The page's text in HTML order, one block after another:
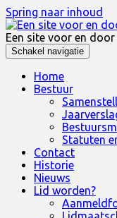
Spring naar inhoud
Een site voor en door
Schakel navigatie
Home
Bestuur
Statuten
Contact
Historie
Nieuws
Lid worden?